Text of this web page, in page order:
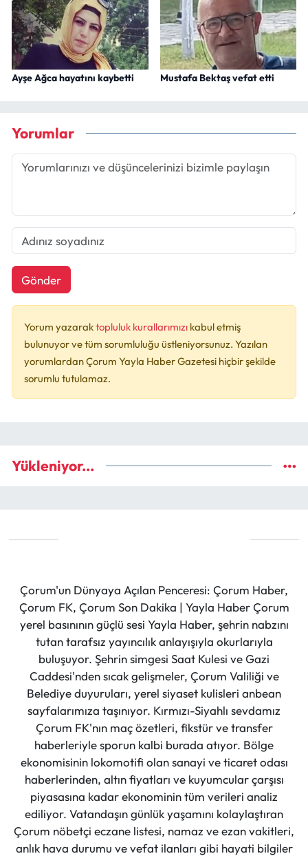
Ayşe Ağca hayatını kaybetti Mustafa Bektaş vefat etti
Yorumlar
Gönder
Yorum yazaraktopluluk kurallarımızı kabul etmiş
bulunuyor ve tüm sorumluluğu üstleniyorsunuz. Yazılan
yorumlardan Çorum Yayla Haber Gazetesi hiçbir şekilde
sorumlu tutulamaz.
Yükleniyor...
Çorum'un Dünyaya Açılan Penceresi: Çorum Haber,
Çorum FK, Çorum Son Dakika | Yayla Haber Çorum
yerel basınının güçlü sesi Yayla Haber, şehrin nabzını
tutan tarafsız yayıncılık anlayışıyla okurlarıyla
buluşuyor. Şehrin simgesi Saat Kulesi ve Gazi
Caddesi'nden sıcak gelişmeler, Çorum Valiliği ve
Belediye duyuruları, yerel siyaset kulisleri anbean
sayfalarımıza taşınıyor. Kırmızı-Siyahlı sevdamız
Çorum FK'nın maç özetleri, fikstür ve transfer
haberleriyle sporun kalbi burada atıyor. Bölge
ekonomisinin lokomotifi olan sanayi ve ticaret odası
haberlerinden, altın fiyatları ve kuyumcular çarşısı
piyasasına kadar ekonominin tüm verileri analiz
ediliyor. Vatandaşın günlük yaşamını kolaylaştıran
Çorum nöbetçi eczane listesi, namaz ve ezan vakitleri,
anlık hava durumu ve vefat ilanları gibi hayati bilgiler